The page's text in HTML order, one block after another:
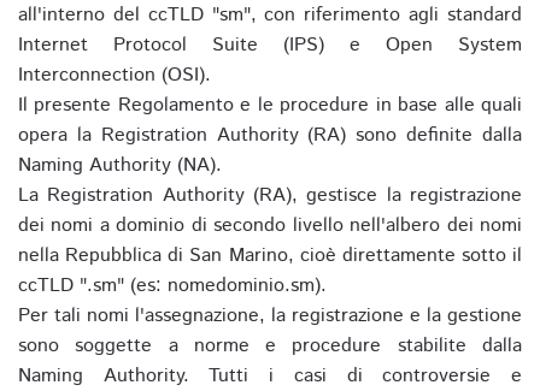
all'interno del ccTLD "sm", con riferimento agli standard
Internet Protocol Suite (IPS) e Open System
Interconnection (OSI).
Il presente Regolamento e le procedure in base alle quali
opera la Registration Authority (RA) sono definite dalla
Naming Authority (NA).
La Registration Authority (RA), gestisce la registrazione
dei nomi a dominio di secondo livello nell'albero dei nomi
nella Repubblica di San Marino, cioè direttamente sotto il
ccTLD ".sm" (es: nomedominio.sm).
Per tali nomi l'assegnazione, la registrazione e la gestione
sono soggette a norme e procedure stabilite dalla
Naming Authority. Tutti i casi di controversie e